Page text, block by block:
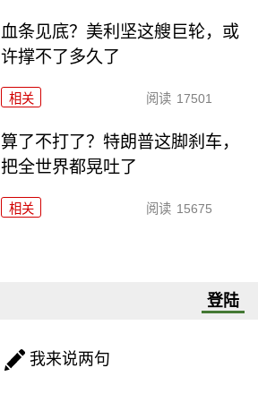
血条见底？美利坚这艘巨轮，或
许撑不了多久了
相关 阅读 17501
算了不打了？特朗普这脚刹车，
把全世界都晃吐了
相关 阅读 15675
登陆
我来说两句